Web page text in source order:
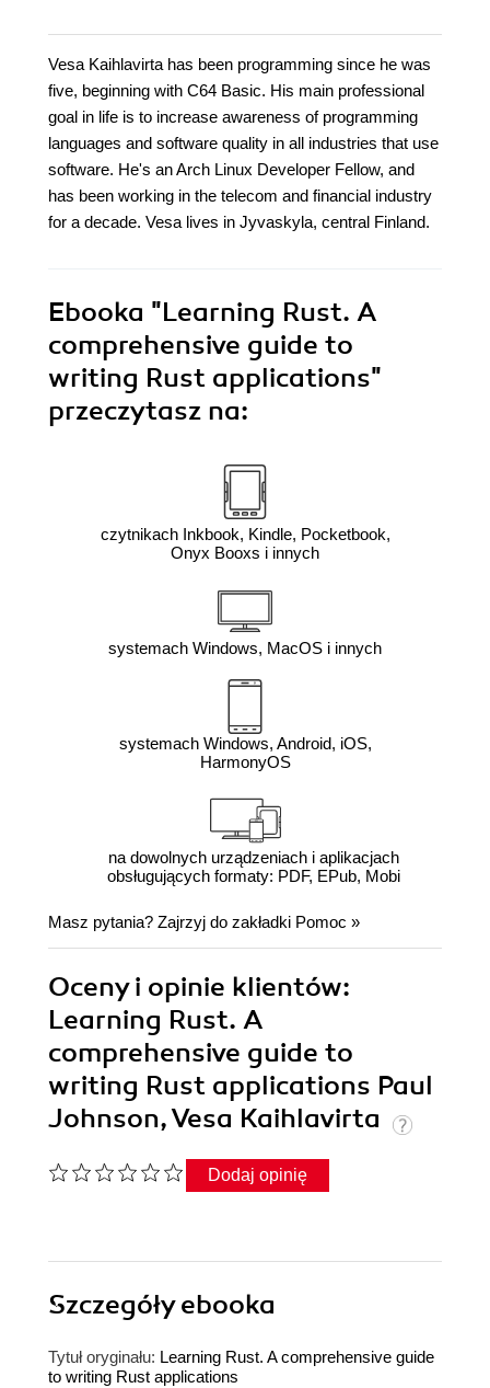
Vesa Kaihlavirta has been programming since he was
five, beginning with C64 Basic. His main professional
goal in life is to increase awareness of programming
languages and software quality in all industries that use
software. He's an Arch Linux Developer Fellow, and
has been working in the telecom and financial industry
for a decade. Vesa lives in Jyvaskyla, central Finland.
Ebooka "Learning Rust. A
comprehensive guide to
writing Rust applications"
przeczytasz na:
czytnikach Inkbook, Kindle, Pocketbook,
Onyx Booxs i innych
systemach Windows, MacOS i innych
systemach Windows, Android, iOS,
HarmonyOS
na dowolnych urządzeniach i aplikacjach
obsługujących formaty: PDF, EPub, Mobi
Masz pytania? Zajrzyj do zakładki Pomoc »
Oceny i opinie klientów:
Learning Rust. A
comprehensive guide to
writing Rust applications Paul
Johnson, Vesa Kaihlavirta
Dodaj opinię
Szczegółyebooka
Tytuł oryginału: Learning Rust. A comprehensive guide
to writing Rust applications